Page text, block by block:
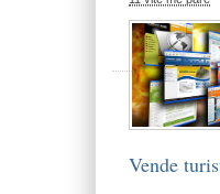
Vende